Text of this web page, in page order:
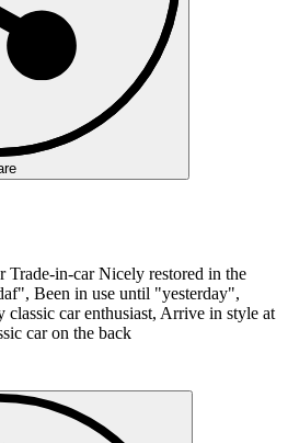
Trade-in-car Nicely restored in the
Been in use until "yesterday",
classic car enthusiast, Arrive in style at
car on the back